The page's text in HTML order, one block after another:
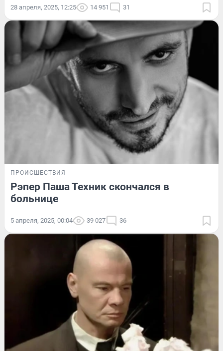
28 апреля, 2025, 12:25 14 951 31
ПРОИСШЕСТВИЯ
Рэпер Паша Техник скончался в
больнице
5 апреля, 2025, 00:04 39 027 36